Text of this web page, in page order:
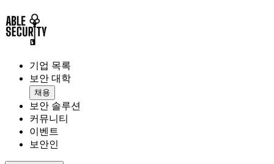
기업 목록
보안 대학
채용
보안 솔루션
커뮤니티
이벤트
보안인